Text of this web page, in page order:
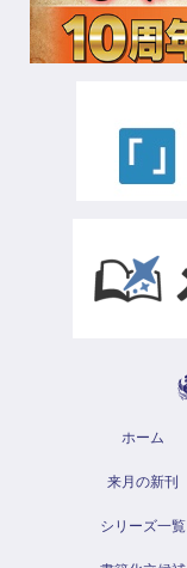
ホーム
来月の新刊
シリーズ一覧